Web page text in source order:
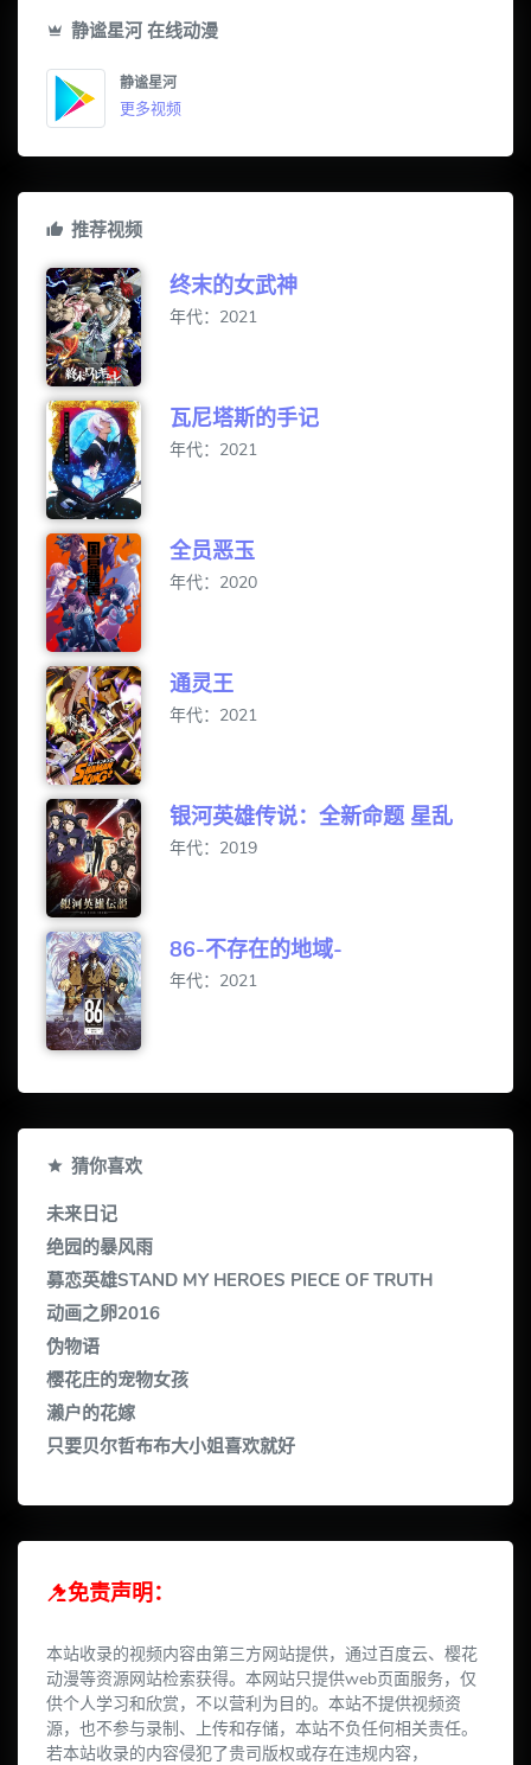
静谧星河 在线动漫
静谧星河
更多视频
推荐视频
终末的女武神
年代：2021
瓦尼塔斯的手记
年代：2021
全员恶玉
年代：2020
通灵王
年代：2021
银河英雄传说：全新命题 星乱
年代：2019
86-不存在的地域-
年代：2021
猜你喜欢
未来日记
绝园的暴风雨
募恋英雄STAND MY HEROES PIECE OF TRUTH
动画之卵2016
伪物语
樱花庄的宠物女孩
濑户的花嫁
只要贝尔哲布布大小姐喜欢就好
免责声明：
本站收录的视频内容由第三方网站提供，通过百度云、樱花
动漫等资源网站检索获得。本网站只提供web页面服务，仅
供个人学习和欣赏，不以营利为目的。本站不提供视频资
源，也不参与录制、上传和存储，本站不负任何相关责任。
若本站收录的内容侵犯了贵司版权或存在违规内容，